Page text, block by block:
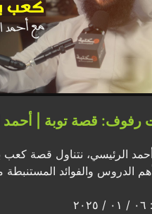
رفوف: قصة توبة | أحمد
الرئيسي، نتناول قصة
الدروس والفوائد المستنبطة